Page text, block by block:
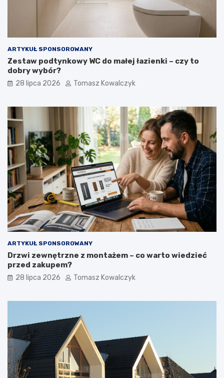
ARTYKUŁ SPONSOROWANY
Zestaw podtynkowy WC do małej łazienki – czy to
dobry wybór?
28 lipca 2026 Tomasz Kowalczyk
ARTYKUŁ SPONSOROWANY
Drzwi zewnętrzne z montażem – co warto wiedzieć
przed zakupem?
28 lipca 2026 Tomasz Kowalczyk